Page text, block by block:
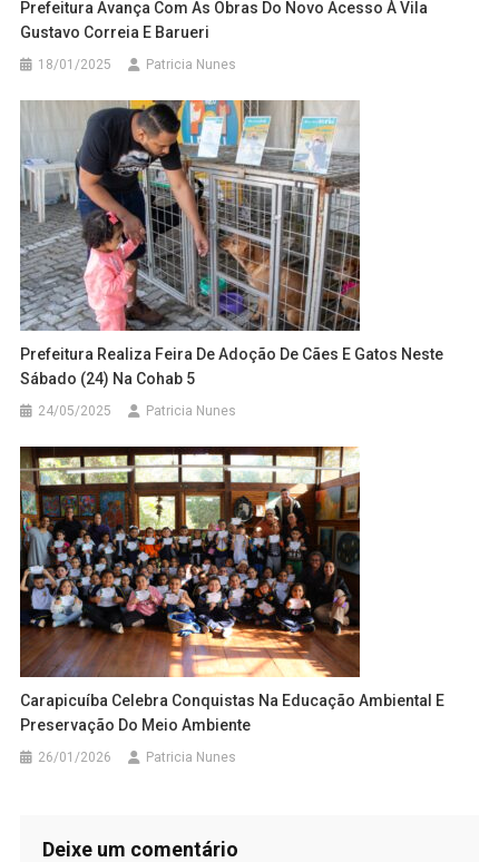
Prefeitura Avança Com As Obras Do Novo Acesso À Vila
Gustavo Correia E Barueri
18/01/2025 Patricia Nunes
Prefeitura Realiza Feira De Adoção De Cães E Gatos Neste
Sábado (24) Na Cohab 5
24/05/2025 Patricia Nunes
Carapicuíba Celebra Conquistas Na Educação Ambiental E
Preservação Do Meio Ambiente
26/01/2026 Patricia Nunes
Deixe um comentário